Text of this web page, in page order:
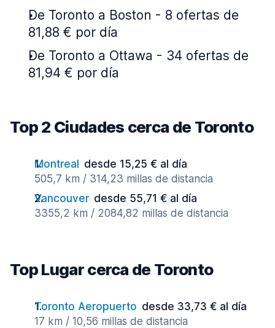
De Toronto a Boston - 8 ofertas de
81,88 € por día
De Toronto a Ottawa - 34 ofertas de
81,94 € por día
Top 2 Ciudades cerca de Toronto
Montreal
desde 15,25 € al día
505,7 km / 314,23 millas de distancia
Vancouver desde 55,71 € al día
3355,2 km / 2084,82 millas de distancia
Top Lugar cerca de Toronto
Toronto Aeropuerto desde 33,73 € al día
17 km / 10,56 millas de distancia